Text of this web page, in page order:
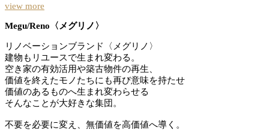
view more
Megu/Reno〈メグリノ〉
リノベーションブランド〈メグリノ〉
建物もリユースで生まれ変わる。
空き家の有効活用や築古物件の再生、
価値を終えたモノたちにも再び意味を持たせ
価値のあるものへ生まれ変わらせる
そんなことが大好きな集団。
不要を必要に変え、無価値を高価値へ導く。